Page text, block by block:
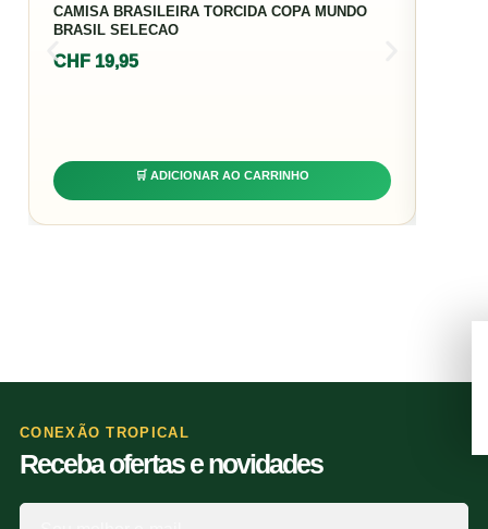
CAMISA BRASILEIRA TORCIDA COPA MUNDO
BRASIL SELECAO
CHF 19,95
🛒 ADICIONAR AO CARRINHO
CONEXÃO TROPICAL
Receba ofertas e novidades